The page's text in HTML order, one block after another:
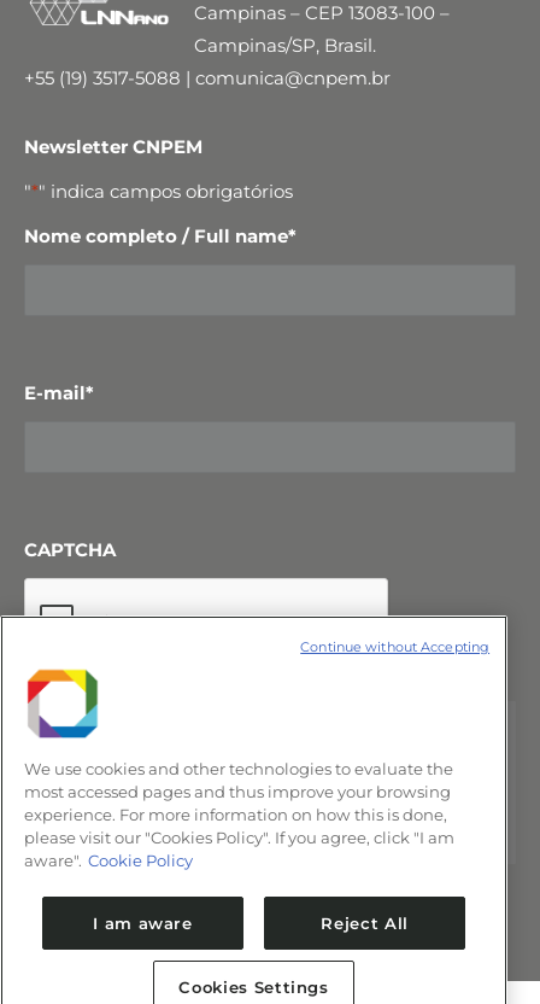
Campinas – CEP 13083-100 –
Campinas/SP, Brasil.
+55 (19) 3517-5088 | comunica@cnpem.br
Newsletter CNPEM
"*" indica campos obrigatórios
Nome completo / Full name*
E-mail*
CAPTCHA
We use cookies and other technologies to evaluate the
most accessed pages and thus improve your browsing
experience. For more information on how this is done,
please visit our "Cookies Policy". If you agree, click "I am
aware". Cookie Policy
I am aware Reject All
Cookies Settings
Continue without Accepting